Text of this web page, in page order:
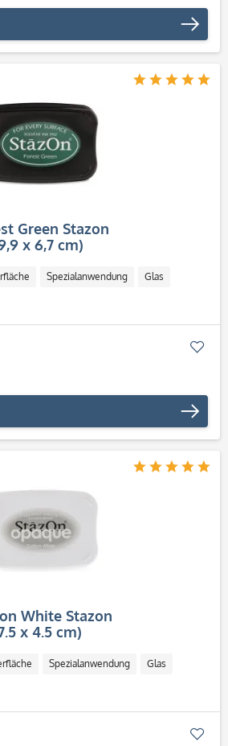
Green Stazon
x 6,7 cm)
Spezialanwendung Glas
White Stazon
x 4.5 cm)
Spezialanwendung Glas